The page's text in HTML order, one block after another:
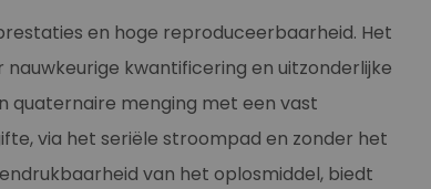
en hoge reproduceerbaarheid. Het
kwantificering en uitzonderlijke
quaternaire menging met een vast
via het seriële stroompad en zonder het
van het oplosmiddel, biedt